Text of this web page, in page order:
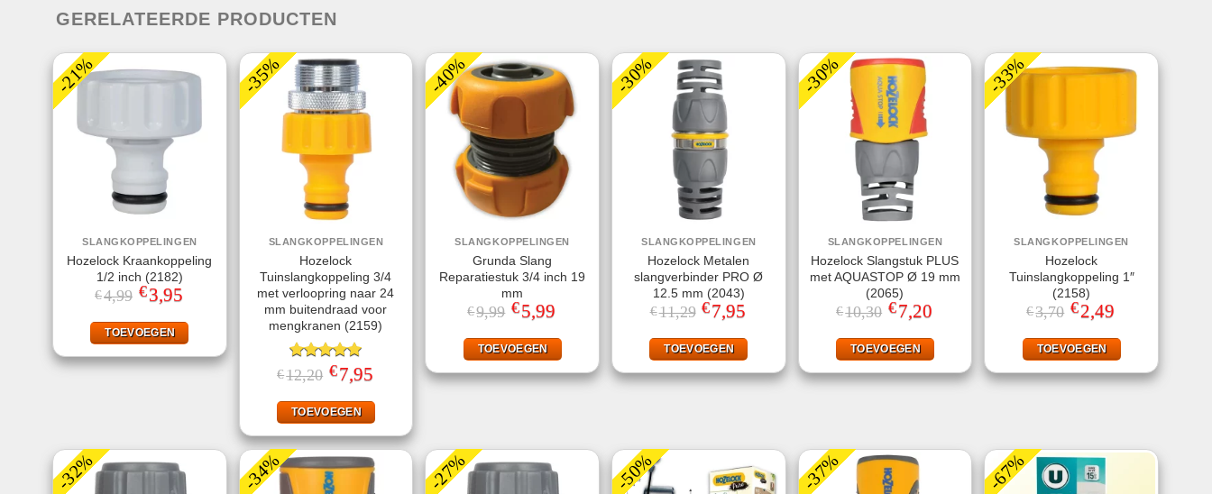
GERELATEERDE PRODUCTEN
-21%
SLANGKOPPELINGEN
Hozelock Kraankoppeling
1/2 inch (2182)
€4,99 Oorspronkelijke
prijs
€4,99.
€3,95prijs
€3,95.
TOEVOEGEN
-35%
SLANGKOPPELINGEN
Hozelock
Tuinslangkoppeling 3/4
met verloopring naar 24
mm buitendraad voor
mengkranen (2159)
Gewaardeerd
5.00uit 5
€12,20 Oorspronkelijke
prijs
€12,20.
€7,95prijs
€7,95.
TOEVOEGEN
-40%
SLANGKOPPELINGEN
Grunda Slang
Reparatiestuk 3/4 inch 19
mm
€9,99 Oorspronkelijke
prijs
€9,99.
€5,99Huidige
€5,99.
TOEVOEGEN
-30%
SLANGKOPPELINGEN
Hozelock Metalen
slangverbinder PRO Ø
12.5 mm (2043)
€11,29 Oorspronkelijke
prijs
€11,29.
€7,95
€7,95.
TOEVOEGEN
-30%
SLANGKOPPELINGEN
Hozelock Slangstuk PLUS
met AQUASTOP Ø 19 mm
(2065)
€10,30 Oorspronkelijke
prijs
€10,30.
€7,20Huidige
€7,20.
TOEVOEGEN
-33%
SLANGKOPPELINGEN
Hozelock
Tuinslangkoppeling 1″
(2158)
€3,70 Oorspronkelijke
prijs
€3,70.
€2,49Huidige
€2,49.
TOEVOEGEN
-32% -34% -27% -50% -37% -67%